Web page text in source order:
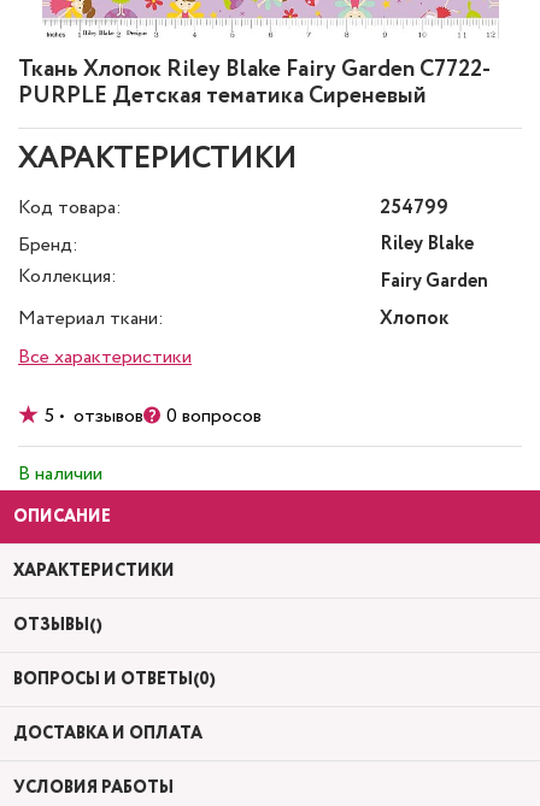
Ткань Хлопок Riley Blake Fairy Garden C7722-
PURPLE Детская тематика Сиреневый
ХАРАКТЕРИСТИКИ
Код товара:
254799
Бренд:
Riley Blake
Коллекция:
Fairy Garden
Материал ткани:
Хлопок
Все характеристики
5 • отзывов 0 вопросов
В наличии
ОПИСАНИЕ
ХАРАКТЕРИСТИКИ
ОТЗЫВЫ()
ВОПРОСЫ И ОТВЕТЫ(0)
ДОСТАВКА И ОПЛАТА
УСЛОВИЯ РАБОТЫ